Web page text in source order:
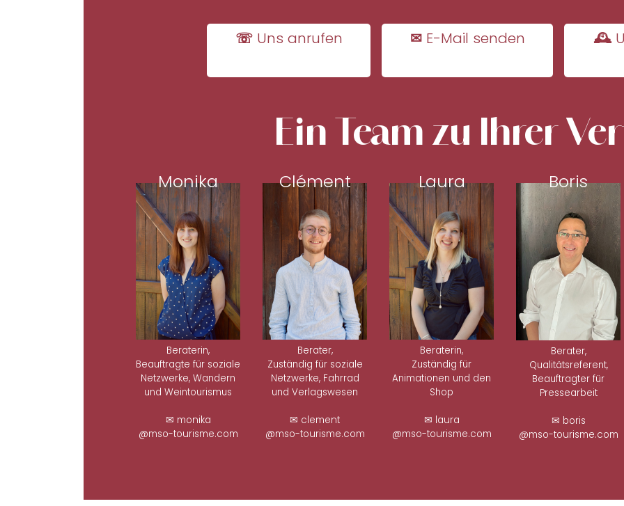
☏ Uns anrufen ✉ E-Mail senden 🕰
Ein Team zu Ihrer
Monika
Beraterin,
Beauftragte für soziale
Netzwerke, Wandern
und Weintourismus
✉ monika
@mso-tourisme.com
Clément
Berater,
Zuständig für soziale
Netzwerke, Fahrrad
und Verlagswesen
✉ clement
@mso-tourisme.com
Laura
Beraterin,
Zuständig für
Animationen und den
Shop
✉ laura
@mso-tourisme.com
Boris
Berater,
Qualitätsreferent,
Beauftragter für
Pressearbeit
✉ boris
@mso-tourisme.com